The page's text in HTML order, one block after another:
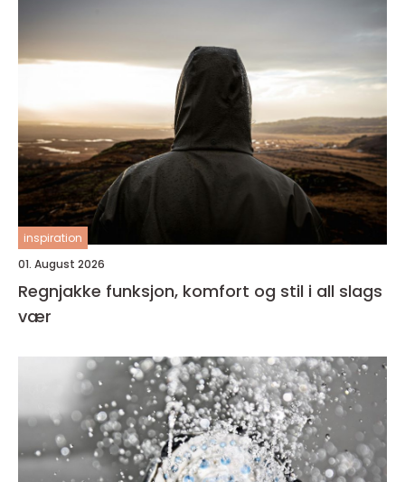
inspiration
01. August 2026
Regnjakke funksjon, komfort og stil i all slags
vær